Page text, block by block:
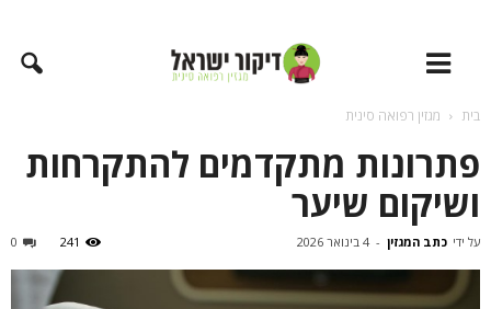
בית מגזין רפואה סינית
פתרונות מתקדמים להתקרחות
ושיקום שיער
על ידי כתב המגזין - 4 בינואר 2026 0 241